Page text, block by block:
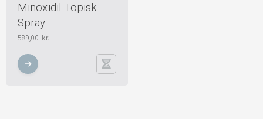
Minoxidil Topisk
Spray
589,00 kr.